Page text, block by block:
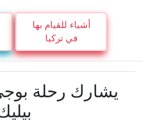
أشياء للقيام بها
في تركيا
يشارك رحلة